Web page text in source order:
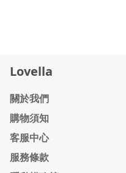
Lovella
關於我們
購物須知
客服中心
服務條款